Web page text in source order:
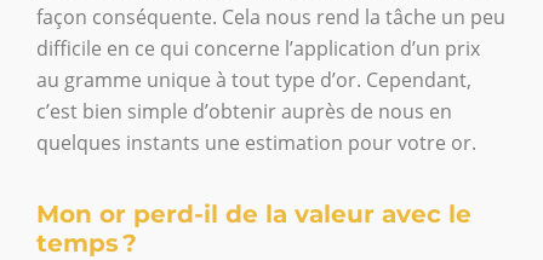
façon conséquente. Cela nous rend la tâche un peu
difficile en ce qui concerne l’application d’un prix
au gramme unique à tout type d’or. Cependant,
c’est bien simple d’obtenir auprès de nous en
quelques instants une estimation pour votre or.
Mon or perd-il de la valeur avec le
temps ?